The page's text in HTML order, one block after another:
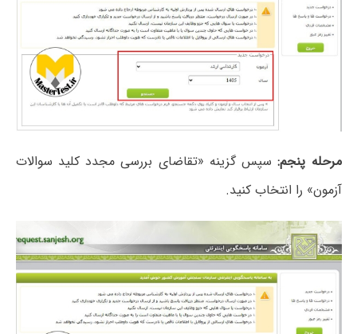
مرحله پنجم:سپس گزینه «تقاضای بررسی مجدد کلید سوالات
آزمون» را انتخاب کنید.